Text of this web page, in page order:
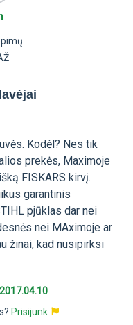
Kodėl? Nes tik
prekės, Maximoje
FISKARS kirvį.
garantinis
pjūklas dar nei
nei MAximoje ar
žinai, kad nusipirksi
2017.04.10
Prisijunk